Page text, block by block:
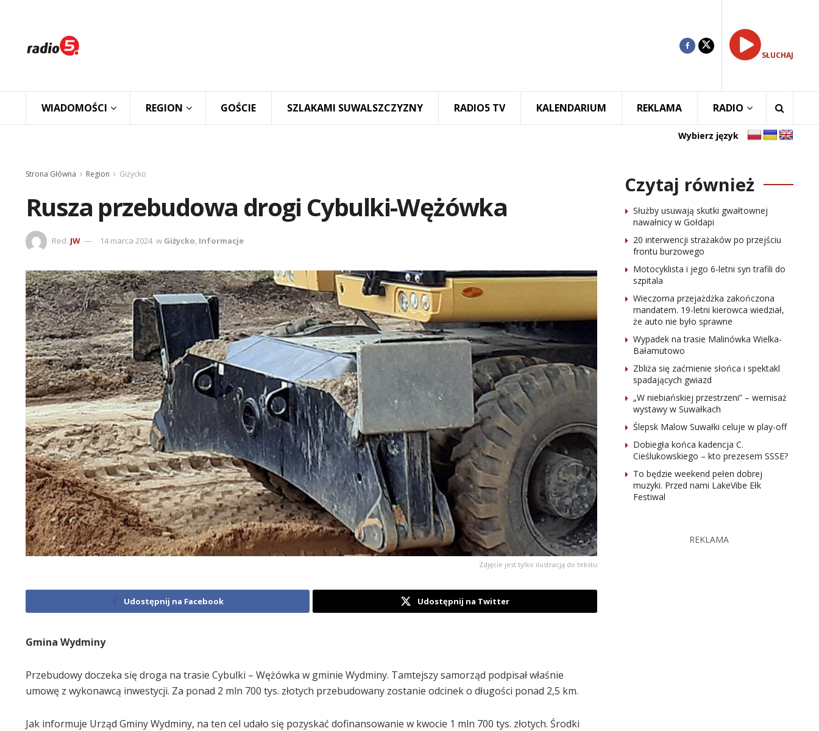
SŁUCHAJ
WIADOMOŚCI REGION GOŚCIE SZLAKAMI SUWALSZCZYZNY RADIO5 TV KALENDARIUM REKLAMA RADIO
Wybierz język
Strona Główna Region Giżycko
Rusza przebudowa drogi Cybulki-Wężówka
Red. JW 14 marca 2024 w Giżycko, Informacje
Zdjęcie jest tylko ilustracją do tekstu
Udostępnij na Facebook Udostępnij na Twitter
Gmina Wydminy
Przebudowy doczeka się droga na trasie Cybulki – Wężówka w gminie Wydminy. Tamtejszy samorząd podpisał właśnie
umowę z wykonawcą inwestycji. Za ponad 2 mln 700 tys. złotych przebudowany zostanie odcinek o długości ponad 2,5 km.
Jak informuje Urząd Gminy Wydminy, na ten cel udało się pozyskać dofinansowanie w kwocie 1 mln 700 tys. złotych. Środki
Czytaj również
Służby usuwają skutki gwałtownej
nawałnicy w Gołdapi
20 interwencji strażaków po przejściu
frontu burzowego
Motocyklista i jego 6-letni syn trafili do
szpitala
Wieczorna przejażdżka zakończona
mandatem. 19-letni kierowca wiedział,
że auto nie było sprawne
Wypadek na trasie Malinówka Wielka-
Bałamutowo
Zbliża się zaćmienie słońca i spektakl
spadających gwiazd
„W niebiańskiej przestrzeni” – wernisaż
wystawy w Suwałkach
Ślepsk Malow Suwałki celuje w play-off
Dobiegła końca kadencja C.
Cieślukowskiego – kto prezesem SSSE?
To będzie weekend pełen dobrej
muzyki. Przed nami LakeVibe Ełk
Festiwal
REKLAMA